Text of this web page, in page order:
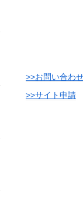
>>お問い合わ
>>サイト申請